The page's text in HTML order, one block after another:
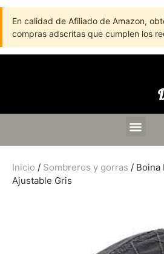
En calidad de Afiliado de Amazon,
compras adscritas que cumplen los
Inicio / Sombreros y gorras / Boina
Ajustable Gris